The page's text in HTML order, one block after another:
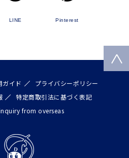
LINE Pinterest
ガイド
プライバシーポリシー
特定商取引法に基づく表記
from overseas